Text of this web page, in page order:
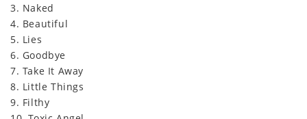
3. Naked
4. Beautiful
5. Lies
6. Goodbye
7. Take It Away
8. Little Things
9. Filthy